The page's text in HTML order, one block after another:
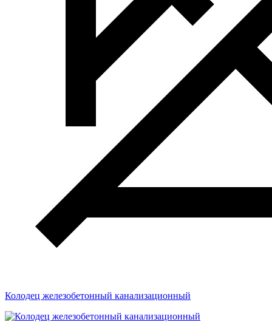
Колодец железобетонный канализационный